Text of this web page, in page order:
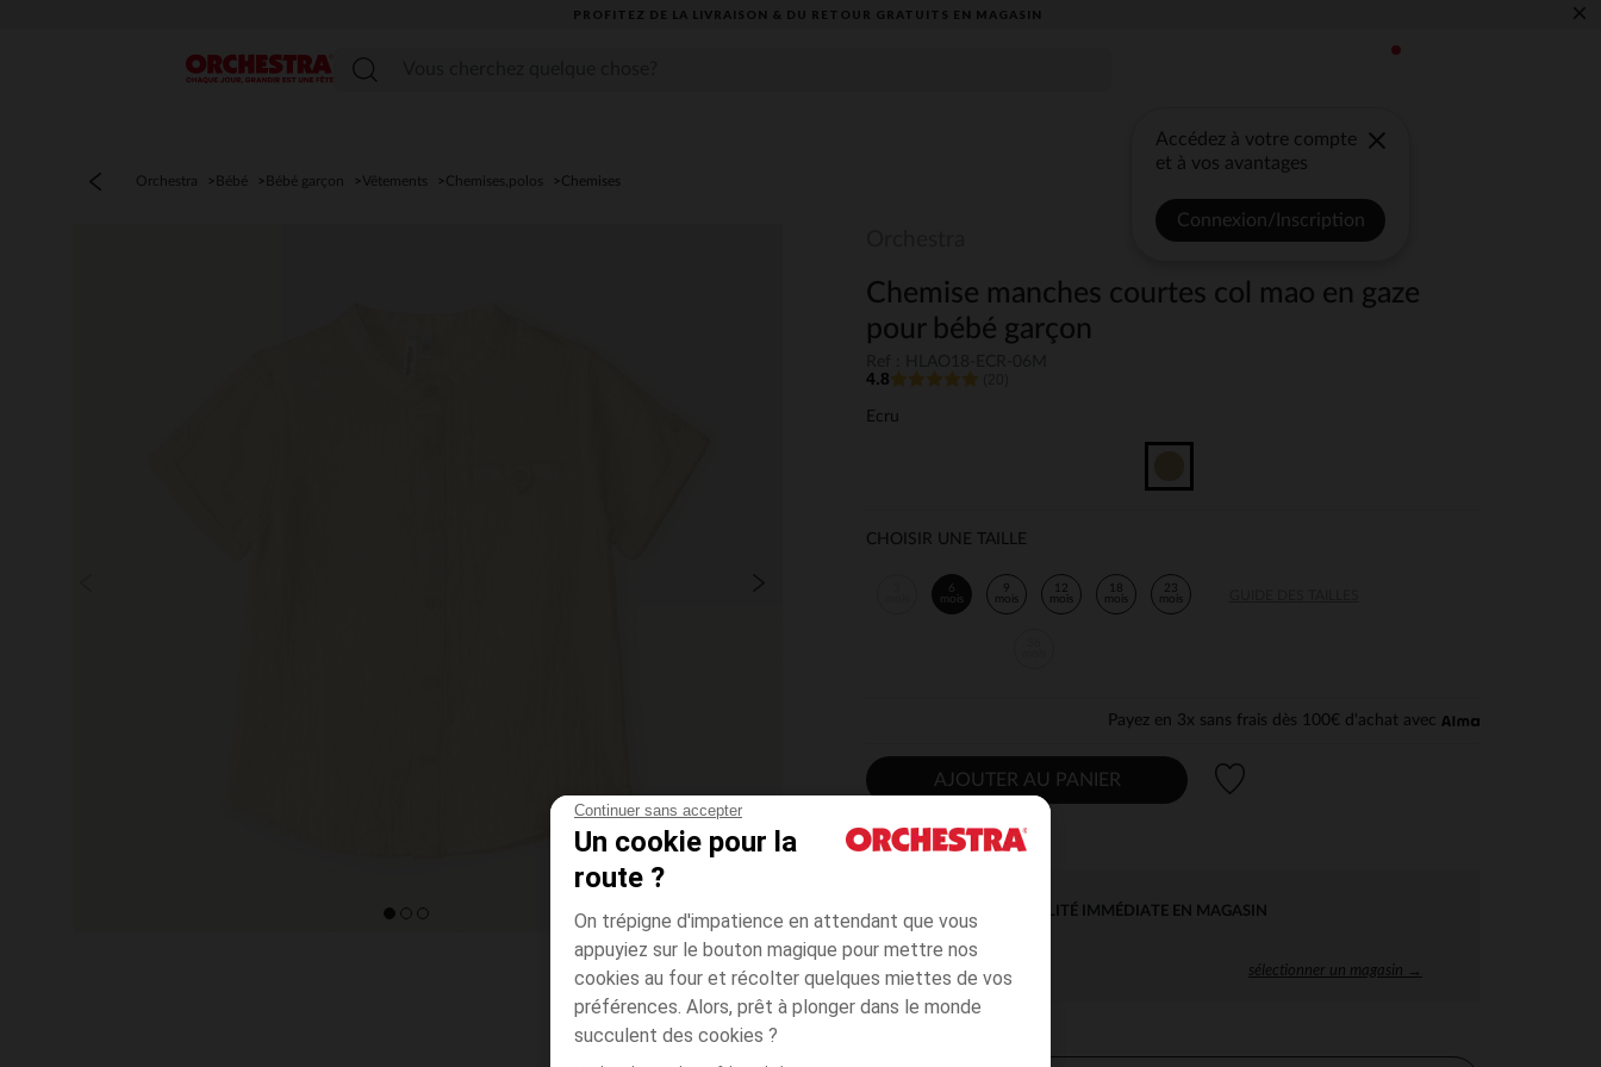
Continuer sans accepter
Un cookie pour la
route ?
On trépigne d'impatience en attendant que vous
appuyiez sur le bouton magique pour mettre nos
cookies au four et récolter quelques miettes de vos
préférences. Alors, prêt à plonger dans le monde
succulent des cookies ?
PROFITEZ DE LA LIVRAISON & DU RETOUR GRATUITS EN MAGASIN​ ×
Menu
Accédez à votre compte
et à vos avantages
Connexion/Inscription
Orchestra Bébé Bébé garçon Vêtements Chemises,polos Chemises
Chemise manches courtes col mao en gaze
pour bébé garçon
4.8
Ecru
CHOISIR UNE TAILLE
6
mois
9
mois
12
mois
18
mois
23
mois
Payez en 3x sans frais dès 100€ d'achat avec
AJOUTER AU PANIER
DISPONIBILITÉ IMMÉDIATE EN MAGASIN
sélectionner un magasin →